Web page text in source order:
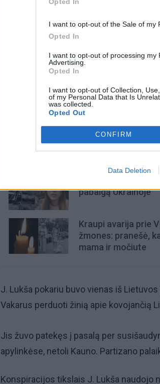
I want to opt-out of the Sale of my
Opted In
I want to opt-out of processing my
Advertising.
Opted In
I want to opt-out of Collection,
of my Personal Data that Is
was collected.
Opted Out
CONFIRM
Data Deletion
pabaigą Ukrainoje
Kraupi avarija prie
žmones: pranešė,
mama ir močiute
J. Lukša pokariu buvo vienas iš
Vakarus perduoti žinią apie kovojančią
Jis žuvo patekęs į pasalą per
apylinkėse, netoli Kauno. Partizano
Konspiracijos tikslais J. Lukša naudojo